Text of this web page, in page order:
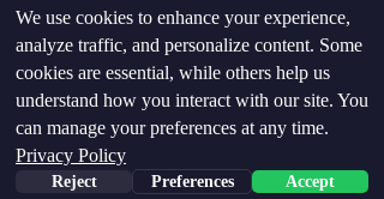
We use cookies to enhance your experience,
analyze traffic, and personalize content. Some
cookies are essential, while others help us
understand how you interact with our site. You
can manage your preferences at any time.
Privacy Policy
Reject Preferences Accept